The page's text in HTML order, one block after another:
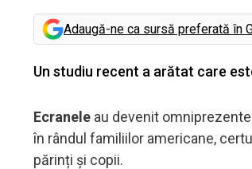
Adaugă-ne ca sursă preferată în
Un studiu recent a arătat care
Ecranele au devenit
în rândul familiilor americane,
părinți și copii.